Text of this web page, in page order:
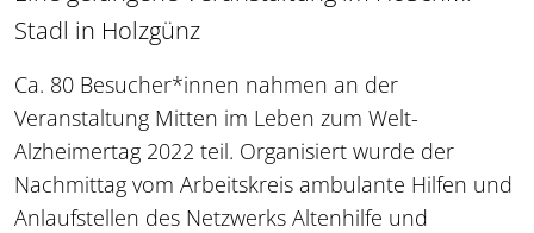
Stadl in Holzgünz
Ca. 80 Besucher*innen nahmen an der
Veranstaltung Mitten im Leben zum Welt-
Alzheimertag 2022 teil. Organisiert wurde der
Nachmittag vom Arbeitskreis ambulante Hilfen und
Anlaufstellen des Netzwerks Altenhilfe und